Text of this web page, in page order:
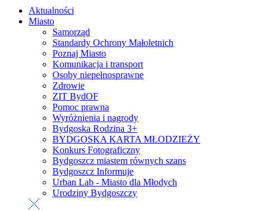
Aktualności
Miasto
Samorząd
Standardy Ochrony Małoletnich
Poznaj Miasto
Komunikacja i transport
Osoby niepełnosprawne
Zdrowie
ZIT BydOF
Pomoc prawna
Wyróżnienia i nagrody
Bydgoska Rodzina 3+
BYDGOSKA KARTA MŁODZIEŻY
Konkurs Fotograficzny
Bydgoszcz miastem równych szans
Bydgoszcz Informuje
Urban Lab - Miasto dla Młodych
Urodziny Bydgoszczy